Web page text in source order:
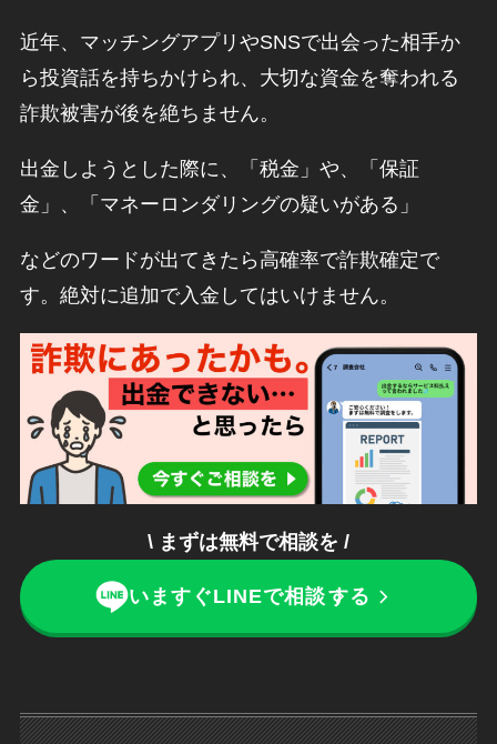
近年、マッチングアプリやSNSで出会った相手か
ら投資話を持ちかけられ、大切な資金を奪われる
詐欺被害が後を絶ちません。
出金しようとした際に、「税金」や、「保証
金」、「マネーロンダリングの疑いがある」
などのワードが出てきたら高確率で詐欺確定で
す。絶対に追加で入金してはいけません。
\ まずは無料で相談を /
いますぐLINEで相談する